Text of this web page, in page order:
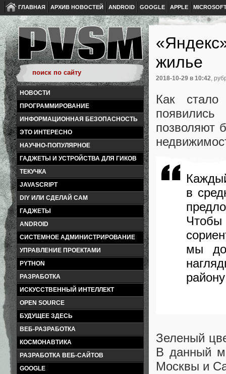
ГЛАВНАЯ АРХИВ НОВОСТЕЙ ANDROID GOOGLE APPLE
НОВОСТИ
ПРОГРАММИРОВАНИЕ
ИНФОРМАЦИОННАЯ БЕЗОПАСНОСТЬ
ЭТО ИНТЕРЕСНО
НАУЧНО-ПОПУЛЯРНОЕ
ГАДЖЕТЫ И УСТРОЙСТВА ДЛЯ ГИКОВ
ТЕКУЧКА
JAVASCRIPT
DIY ИЛИ СДЕЛАЙ САМ
ГАДЖЕТЫ
ANDROID
СИСТЕМНОЕ АДМИНИСТРИРОВАНИЕ
УПРАВЛЕНИЕ ПРОЕКТАМИ
PYTHON
РАЗРАБОТКА
ИСКУССТВЕННЫЙ ИНТЕЛЛЕКТ
OPEN SOURCE
БУДУЩЕЕ ЗДЕСЬ
ВЕБ-РАЗРАБОТКА
КОСМОНАВТИКА
РАЗРАБОТКА ВЕБ-САЙТОВ
GOOGLE
жилье
2018-10-29 в 10:42,
Как стало
позволяют
в
мы
Зеленый
В данный
Москвы и